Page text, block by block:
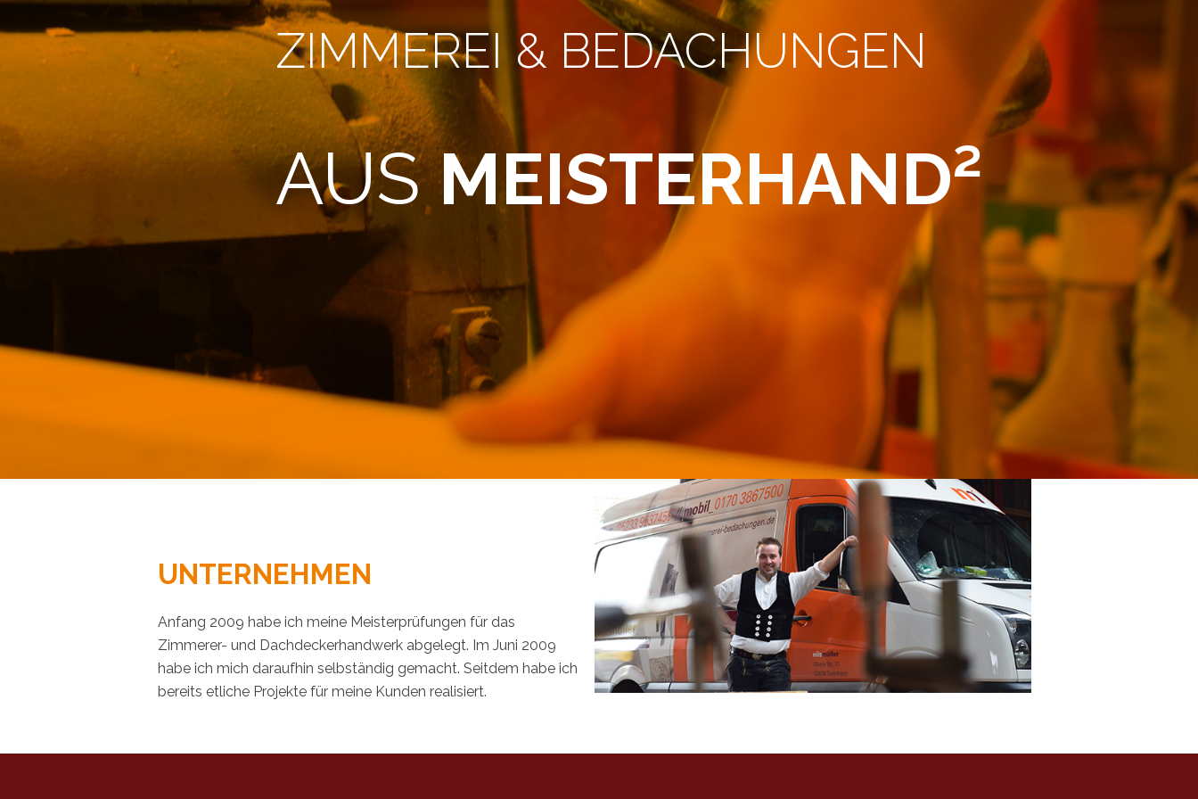
ZIMMEREI & BEDACHUNGEN
AUSMEISTERHAND²
UNTERNEHMEN
Anfang 2009 habe ich meine Meisterprüfungen für das
Zimmerer- und Dachdeckerhandwerk abgelegt. Im Juni 2009
habe ich mich daraufhin selbständig gemacht. Seitdem habe ich
bereits etliche Projekte für meine Kunden realisiert.